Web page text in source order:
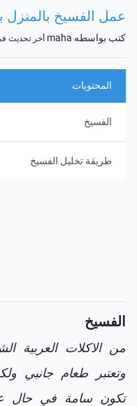
عمل الفسيخ بالمنزل
كتب بواسطه maha أخر تحديث فى 2022/03/05
المحتويات
الفسيخ
طريقة تخليل الفسيخ
الفسيخ
من الاكلات العربية
وتعتبر طعام جانبي
تكون سامة في حال